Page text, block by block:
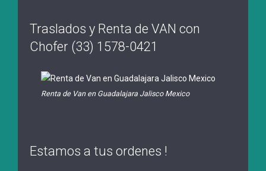
Traslados y Renta de VAN con
Chofer (33) 1578-0421
Renta de Van en Guadalajara Jalisco Mexico
Estamos a tus ordenes !